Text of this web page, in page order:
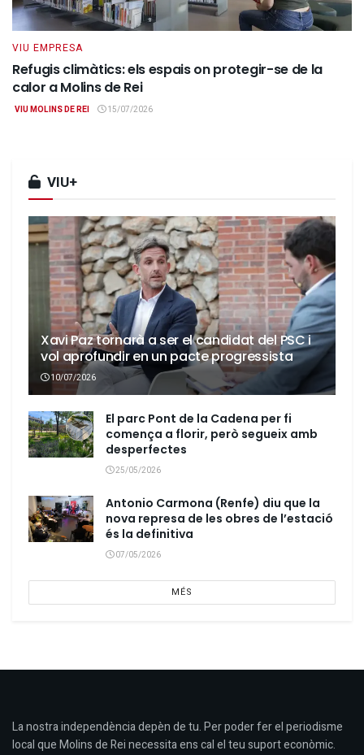
VIU EMPRESA
Refugis climàtics: els espais on protegir-se de la
calor a Molins de Rei
VIU MOLINS DE REI 15/07/2026
VIU+
Xavi Paz tornarà a ser el candidat del PSC i
vol aprofundir en un pacte progressista
10/07/2026
El parc Pont de la Cadena per fi
comença a florir, però segueix amb
desperfectes
25/05/2026
Antonio Carmona (Renfe) diu que la
nova represa de les obres de l’estació
és la definitiva
07/05/2026
MÉS
La nostra independència depèn de tu. Per poder fer el periodisme
local que Molins de Rei necessita ens cal el teu suport econòmic.